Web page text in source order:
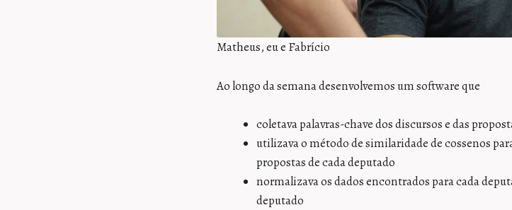
Matheus, eu e Fabrício
Ao longo da semana desenvolvemos um software que
coletava palavras-chave dos discursos e das
utilizava o método de similaridade de cossenos
propostas de cada deputado
normalizava os dados encontrados para cada
deputado